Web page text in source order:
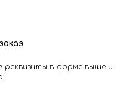
реквизиты в форме выше и